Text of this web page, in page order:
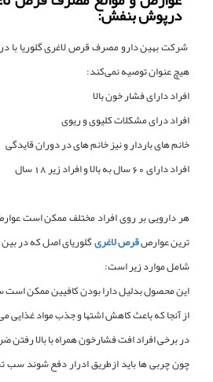
درپوش بنفش:
شرکت بهین دارو مصرف قرص لاغری گلوریا با
هیچ عنوان توصیه نمی‌کند:
افراد دارای فشار خون بالا
افراد درای مشکلات کلیوی و ریوی
خانم های باردار و نیز خانم های در دوران قایدگی
افراد دارای 60 سال به بالا و افراد زیر 18 سال
هر دارویی بر روی افراد مختلف ممکن است
ترین عوارصقرص لاغریگلوریای اصل که در
شامل موارد زیر است:
این محصول بدلیل دارا بودن کافیین ممکن
از آنجا که باعث کاهش اشتها و جذب مواد غذایی
در برخی افراد افت فشارخون همراه با بالا
چون چربی ها باید ازطریق ادرار دفع شوند